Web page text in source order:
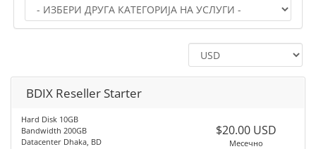
BDIX Reseller Starter
Hard Disk 10GB
Bandwidth 200GB
Datacenter Dhaka, BD
$20.00 USD
Месечно